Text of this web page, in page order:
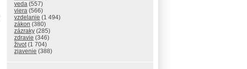
veda (557)
viera (566)
vzdelanie (1 494)
zákon (380)
zázraky (285)
zdravie (346)
život(1 704)
zjavenie (388)